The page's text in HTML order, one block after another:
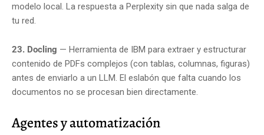
modelo local. La respuesta a Perplexity sin que nada salga de
tu red.
23. Docling — Herramienta de IBM para extraer y estructurar
contenido de PDFs complejos (con tablas, columnas, figuras)
antes de enviarlo a un LLM. El eslabón que falta cuando los
documentos no se procesan bien directamente.
Agentes y automatización